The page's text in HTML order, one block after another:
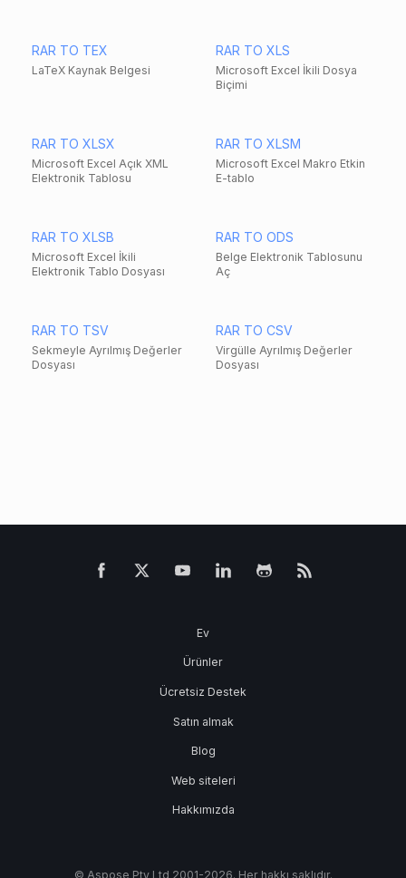
RAR TO TEX
LaTeX Kaynak Belgesi
RAR TO XLS
Microsoft Excel İkili Dosya
Biçimi
RAR TO XLSX
Microsoft Excel Açık XML
Elektronik Tablosu
RAR TO XLSM
Microsoft Excel Makro Etkin
E-tablo
RAR TO XLSB
Microsoft Excel İkili
Elektronik Tablo Dosyası
RAR TO ODS
Belge Elektronik Tablosunu
Aç
RAR TO TSV
Sekmeyle Ayrılmış Değerler
Dosyası
RAR TO CSV
Virgülle Ayrılmış Değerler
Dosyası
Ev
Ürünler
Ücretsiz Destek
Satın almak
Blog
Web siteleri
Hakkımızda
© Aspose Pty Ltd 2001-2026. Her hakkı saklıdır.